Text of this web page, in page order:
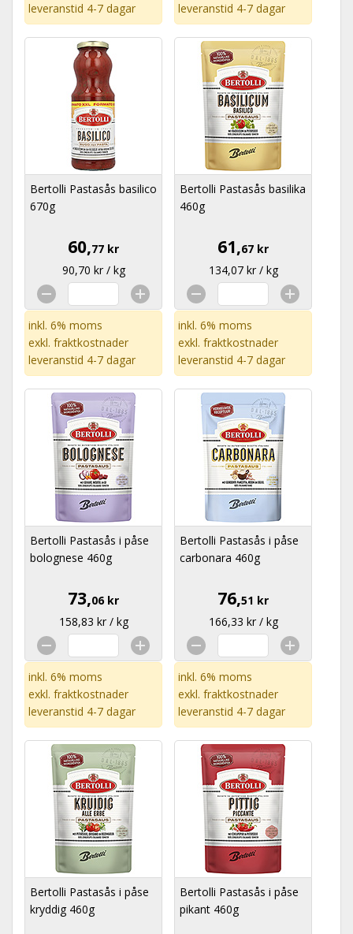
leveranstid 4-7 dagar
leveranstid 4-7 dagar
Bertolli Pastasås basilico
670g
60,77 kr
90,70 kr / kg
inkl. 6% moms
exkl. fraktkostnader
leveranstid 4-7 dagar
Bertolli Pastasås basilika
460g
61,67 kr
134,07 kr / kg
inkl. 6% moms
exkl. fraktkostnader
leveranstid 4-7 dagar
Bertolli Pastasås i påse
bolognese 460g
73,06 kr
158,83 kr / kg
inkl. 6% moms
exkl. fraktkostnader
leveranstid 4-7 dagar
Bertolli Pastasås i påse
carbonara 460g
76,51 kr
166,33 kr / kg
inkl. 6% moms
exkl. fraktkostnader
leveranstid 4-7 dagar
Bertolli Pastasås i påse
kryddig 460g
Bertolli Pastasås i påse
pikant 460g